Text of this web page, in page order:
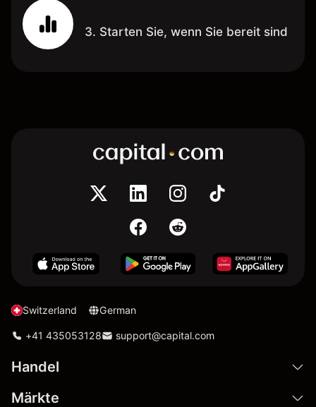
3. Starten Sie, wenn Sie bereit sind
Switzerland German
+41 435053128 support@capital.com
Handel
Märkte